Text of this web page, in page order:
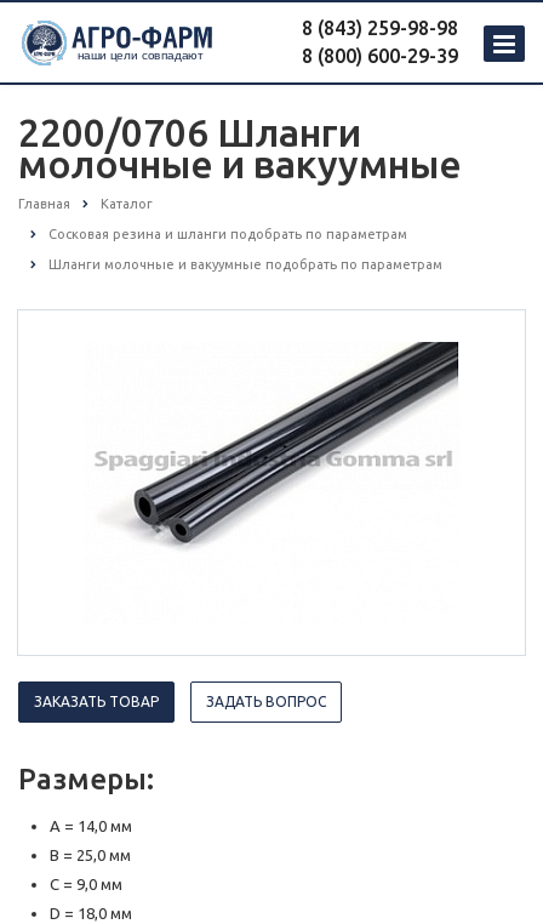
8 (843) 259-98-98
8 (800) 600-29-39
2200/0706 Шланги
молочные и вакуумные
Главная Каталог
Сосковая резина и шланги подобрать по параметрам
Шланги молочные и вакуумные подобрать по параметрам
ЗАКАЗАТЬ ТОВАР ЗАДАТЬ ВОПРОС
Размеры:
A = 14,0 мм
B = 25,0 мм
C = 9,0 мм
D = 18,0 мм